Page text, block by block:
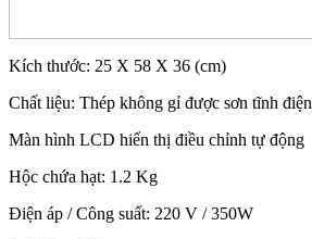
Kích thước: 25 X 58 X 36 (cm)
Chất liệu: Thép không gỉ được sơn tĩnh điện
Màn hình LCD hiển thị điều chỉnh tự động
Hộc chứa hạt: 1.2 Kg
Điện áp / Công suất: 220 V / 350W